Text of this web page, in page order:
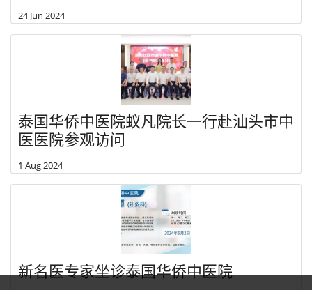
24 Jun 2024
泰国华侨中医院蚁凡院长一行赴汕头市中
医医院参观访问
1 Aug 2024
新名医专家坐诊泰国华侨中医院